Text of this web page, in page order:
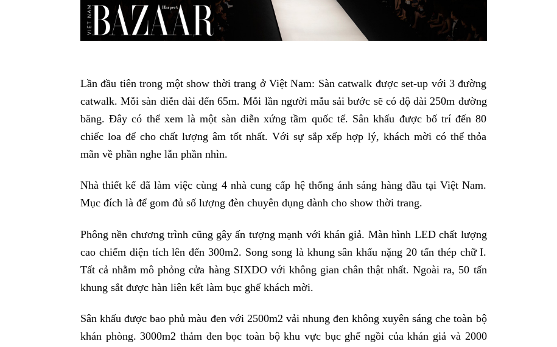
Lần đầu tiên trong một show thời trang ở Việt Nam: Sàn catwalk được set-up với 3 đường
catwalk. Mỗi sàn diễn dài đến 65m. Mỗi lần người mẫu sải bước sẽ có độ dài 250m đường
băng. Đây có thể xem là một sàn diễn xứng tầm quốc tế. Sân khấu được bố trí đến 80
chiếc loa để cho chất lượng âm tốt nhất. Với sự sắp xếp hợp lý, khách mời có thể thỏa
mãn về phần nghe lẫn phần nhìn.
Nhà thiết kế đã làm việc cùng 4 nhà cung cấp hệ thống ánh sáng hàng đầu tại Việt Nam.
Mục đích là để gom đủ số lượng đèn chuyên dụng dành cho show thời trang.
Phông nền chương trình cũng gây ấn tượng mạnh với khán giả. Màn hình LED chất lượng
cao chiếm diện tích lên đến 300m2. Song song là khung sân khấu nặng 20 tấn thép chữ I.
Tất cả nhằm mô phỏng cửa hàng SIXDO với không gian chân thật nhất. Ngoài ra, 50 tấn
khung sắt được hàn liên kết làm bục ghế khách mời.
Sân khấu được bao phủ màu đen với 2500m2 vải nhung đen không xuyên sáng che toàn bộ
khán phòng. 3000m2 thảm đen bọc toàn bộ khu vực bục ghế ngồi của khán giả và 2000